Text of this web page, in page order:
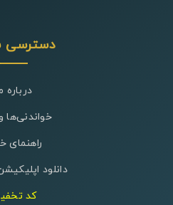
دسترسی
درباره
خواندنی‌ها
راهنمای
دانلود
کد